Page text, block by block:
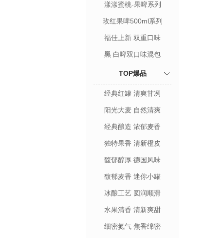
漾漾蜜桃-果啤系列
玫红果啤500ml系列
福佳上新 双重口味
黑 白啤双口味混包
TOP爆品
经典红罐 清爽甘冽
阳光大麦 自然清爽
经典酿造 浓郁麦香
独特果香 清新橙皮
馥郁醇厚 德国风味
馥郁麦香 迷你小罐
冰酿工艺 圆润顺滑
水果清香 清新爽甜
细密氮气 焦香绵密